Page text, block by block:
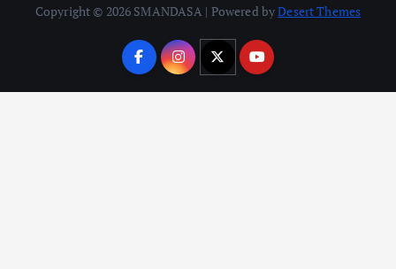
Copyright © 2026 SMANDASA | Powered byDesert Themes